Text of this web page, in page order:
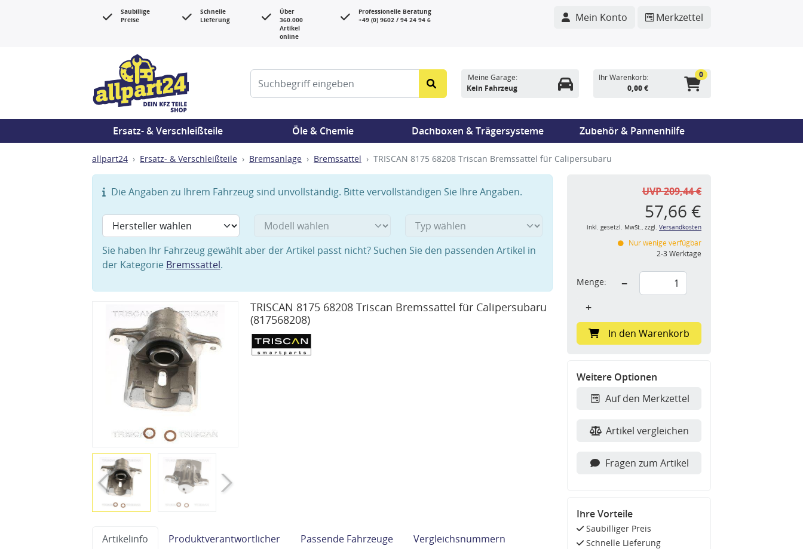
Saubillige
Preise
Schnelle
Lieferung
Über
360.000
Artikel
online
Professionelle Beratung
+49 (0) 9602 / 94 24 94 6
Mein Konto Merkzettel
Meine Garage:
Kein Fahrzeug
Ihr Warenkorb:
0,00 €
0
Ersatz- & Verschleißteile Öle & Chemie Dachboxen & Trägersysteme Zubehör & Pannenhilfe
allpart24 Ersatz- & Verschleißteile Bremsanlage Bremssattel TRISCAN 8175 68208 Triscan Bremssattel für Calipersubaru
Die Angaben zu Ihrem Fahrzeug sind unvollständig. Bitte vervollständigen Sie Ihre Angaben.
Sie haben Ihr Fahrzeug gewählt aber der Artikel passt nicht? Suchen Sie den passenden Artikel in
der Kategorie Bremssattel.
TRISCAN 8175 68208 Triscan Bremssattel für Calipersubaru
(817568208)
Artikelinfo Produktverantwortlicher Passende Fahrzeuge Vergleichsnummern
UVP 209,44 €
57,66 €
inkl. gesetzl. MwSt., zzgl. Versandkosten
Nur wenige verfügbar
2-3 Werktage
Menge:
−
+
In den Warenkorb
Weitere Optionen
Auf den Merkzettel
Artikel vergleichen
Fragen zum Artikel
Ihre Vorteile
Saubilliger Preis
Schnelle Lieferung